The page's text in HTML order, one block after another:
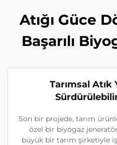
Atığı Güce
Başarılı
Tarımsal
Son bir projede, tarım
özel bir biyogaz
büyük bir tarım şirketiyle